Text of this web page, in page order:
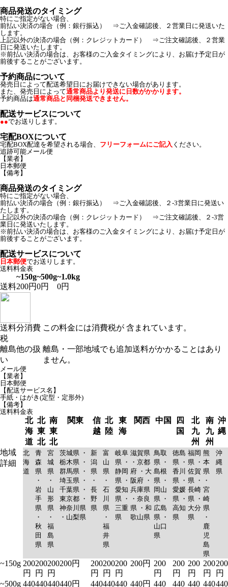
商品発送のタイミング
特にご指定がない場合、
前払い決済の場合（例：銀行振込） ⇒ご入金確認後、２営業日に発送いた
します。
上記以外の決済の場合（例：クレジットカード） ⇒ご注文確認後、２営業
日に発送いたします。
※前払い決済の場合は、お客様のご入金タイミングにより、お届け予定日が
前後することがございます。
予約商品について
発売日によって配送希望日にお届けできない場合があります。
また、発売日によって通常商品より発送に日数がかかります。
予約商品は通常商品と同梱発送できません。
配送サービスについて
●●でお送りします。
宅配BOXについて
宅配BOX配達を希望される場合、 フリーフォームにご記入 ください。
追跡可能メール便
【業者】
日本郵便
【備考】
商品発送のタイミング
特にご指定がない場合、
前払い決済の場合（例：銀行振込） ⇒ご入金確認後、２-3営業日に発送い
たします。
上記以外の決済の場合（例：クレジットカード） ⇒ご注文確認後、２-3営
業日に発送いたします。
※前払い決済の場合は、お客様のご入金タイミングにより、お届け予定日が
前後することがございます。
配送サービスについて
日本郵便でお送りします。
送料料金表
~150g~500g~1.0kg
送料200円0円 0円
送料分消費
税
この料金には消費税が 含まれています。
離島他の扱
い
離島・一部地域でも追加送料がかかることはあり
ません。
メール便
【業者】
日本郵便
【配送サービス名】
手紙・はがき(定型・定形外)
【備考】
送料料金表
北
海
道
北
東
北
南
東
北
関東
信
越
北
陸
東
海
関西 中国
四
国
北
九
州
南
九
州
沖
縄
地域
詳細
北
海
道
青
森
県
・
岩
手
県
・
秋
田
県
宮
城
県
・
山
形
県
・
福
島
県
茨城県 ・
栃木県 ・
群馬県 ・
埼玉県 ・
千葉県 ・
東京都 ・
神奈川県
・山梨県
新
潟
県
・
長
野
県
富
山
県
・
石
川
県
・
福
井
県
岐阜
県 ・
静岡
県 ・
愛知
県 ・
三重
県
滋賀県
・京都
府 ・大
阪府 ・
兵庫県
・奈良
県 ・和
歌山県
鳥取
県 ・
島根
県 ・
岡山
県 ・
広島
県 ・
山口
県
徳島
県 ・
香川
県 ・
愛媛
県 ・
高知
県
福岡
県 ・
佐賀
県 ・
長崎
県 ・
大分
県
熊
本
県
・
宮
崎
県
・
鹿
児
島
県
沖
縄
県
~150g 200
円
200
円
200
円
200円
200
円
200
円
200
円
200円 200
円
200
円
200
円
200
円
200
円
~500g 440440440440円 440440440 440円 440 440 440 440440